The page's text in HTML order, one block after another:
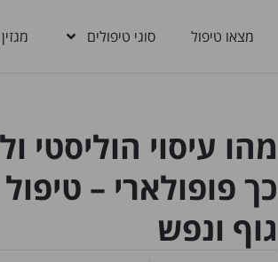
מצאו טיפול סוגי טיפולים
מהו עיסוי הוליסטי
כך פופולארי –
גוף ונפש